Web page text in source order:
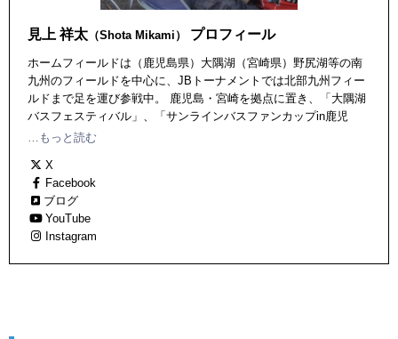
見上 祥太 （Shota Mikami） プロフィール
ホームフィールドは（鹿児島県）大隅湖（宮崎県）野尻湖等の南
九州のフィールドを中心に、JBトーナメントでは北部九州フィー
ルドまで足を運び参戦中。 鹿児島・宮崎を拠点に置き、「大隅湖
バスフェスティバル」、「サンラインバスファンカップin鹿児
島」の運営や「大隅湖親子バス釣り教室」の指導委員長など、南
BASSテスター、O.S.Pプロスタッフ
…もっと読む
X
Facebook
ブログ
YouTube
Instagram